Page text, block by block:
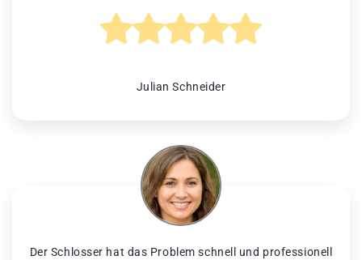
Julian Schneider
Der Schlosser hat das Problem schnell und professionell